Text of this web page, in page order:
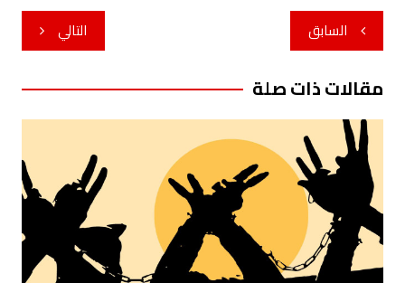
تصفّح
المقالات
السابق التالي
مقالات ذات صلة